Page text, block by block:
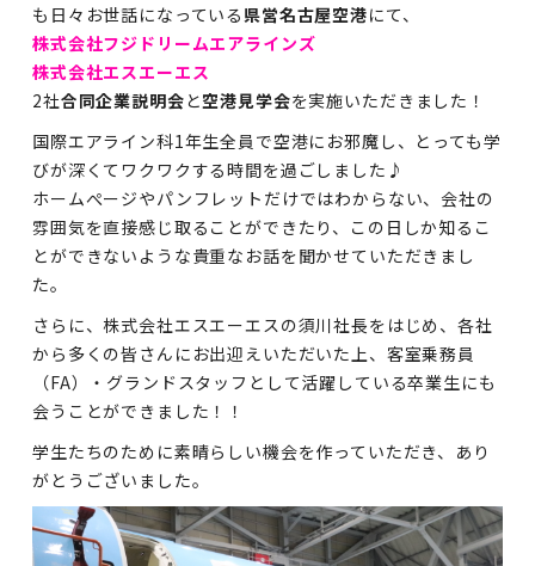
も日々お世話になっている県営名古屋空港にて、
株式会社フジドリームエアラインズ
株式会社エスエーエス
2社合同企業説明会と空港見学会を実施いただきました！
国際エアライン科1年生全員で空港にお邪魔し、とっても学
びが深くてワクワクする時間を過ごしました♪
ホームぺージやパンフレットだけではわからない、会社の
雰囲気を直接感じ取ることができたり、この日しか知るこ
とができないような貴重なお話を聞かせていただきまし
た。
さらに、株式会社エスエーエスの須川社長をはじめ、各社
から多くの皆さんにお出迎えいただいた上、客室乗務員
（FA）・グランドスタッフとして活躍している卒業生にも
会うことができました！！
学生たちのために素晴らしい機会を作っていただき、あり
がとうございました。